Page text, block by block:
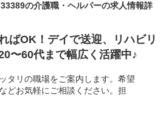
の介護職・ヘルパーの求人情報詳
ばOK！デイで送迎、リハビリ
〜60代まで幅広く活躍中♪
タリの職場をご案内します。希望
どお気軽にご相談ください。担